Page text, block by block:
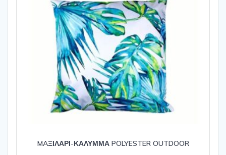
MAΞΙΛΑΡΙ-ΚΑΛΥΜΜΑ POLYESTER OUTDOOR